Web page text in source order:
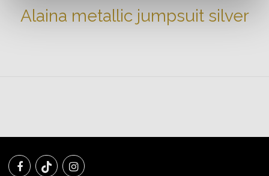
Alaina metallic jumpsuit silver